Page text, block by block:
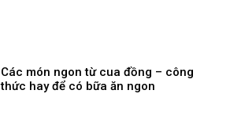
Các món ngon từ cua đồng – công
thức hay để có bữa ăn ngon